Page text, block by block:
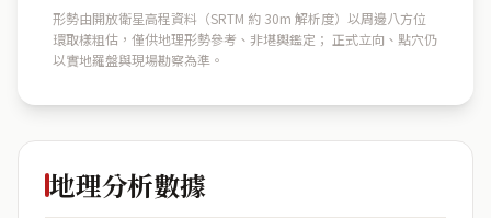
形勢由開放衛星高程資料（SRTM 約 30m 解析度）以周邊八方位
環取樣粗估，僅供地理形勢參考、非堪輿鑑定； 正式立向、點穴仍
以實地羅盤與現場勘察為準。
地理分析數據